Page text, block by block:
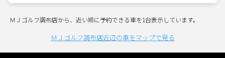
ＭＪゴルフ調布店から、近い順に予約できる車を1台表示しています。
ＭＪゴルフ調布店近辺の車をマップで見る